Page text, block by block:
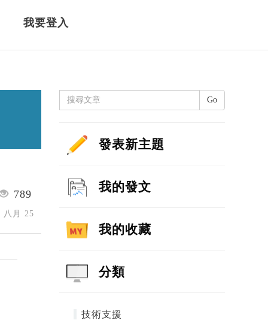
我要登入
789
八月 25
Go
發表新主題
我的發文
我的收藏
分類
技術支援